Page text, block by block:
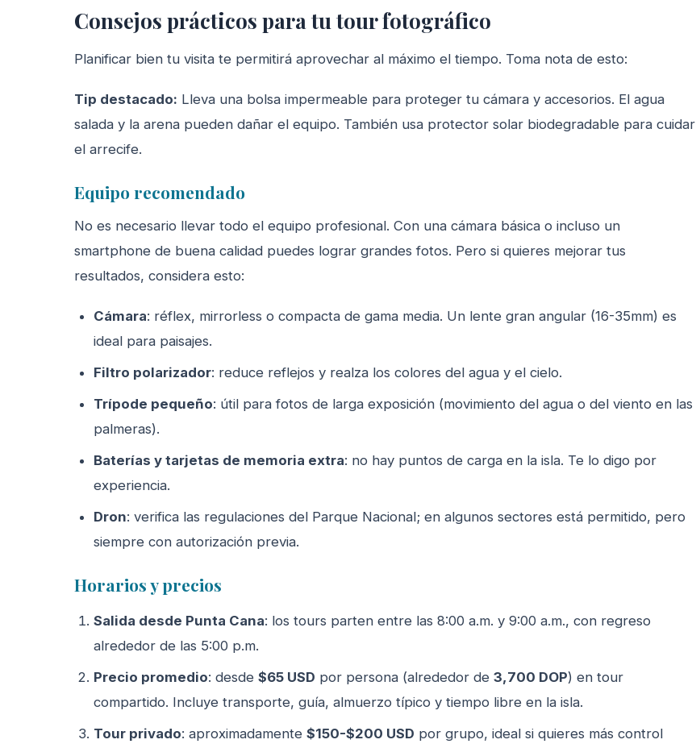
Consejos prácticos para tu tour fotográfico
Planificar bien tu visita te permitirá aprovechar al máximo el tiempo. Toma nota de esto:
Tip destacado: Lleva una bolsa impermeable para proteger tu cámara y accesorios. El agua
salada y la arena pueden dañar el equipo. También usa protector solar biodegradable para cuidar
el arrecife.
Equipo recomendado
No es necesario llevar todo el equipo profesional. Con una cámara básica o incluso un
smartphone de buena calidad puedes lograr grandes fotos. Pero si quieres mejorar tus
resultados, considera esto:
Cámara: réflex, mirrorless o compacta de gama media. Un lente gran angular (16-35mm) es
ideal para paisajes.
Filtro polarizador: reduce reflejos y realza los colores del agua y el cielo.
Trípode pequeño: útil para fotos de larga exposición (movimiento del agua o del viento en las
palmeras).
Baterías y tarjetas de memoria extra: no hay puntos de carga en la isla. Te lo digo por
experiencia.
Dron: verifica las regulaciones del Parque Nacional; en algunos sectores está permitido, pero
siempre con autorización previa.
Horarios y precios
Salida desde Punta Cana: los tours parten entre las 8:00 a.m. y 9:00 a.m., con regreso
alrededor de las 5:00 p.m.
Precio promedio: desde $65 USD por persona (alrededor de 3,700 DOP) en tour
compartido. Incluye transporte, guía, almuerzo típico y tiempo libre en la isla.
Tour privado: aproximadamente $150-$200 USD por grupo, ideal si quieres más control